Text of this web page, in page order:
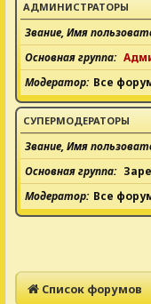
АДМИНИСТРАТОРЫ
Звание, Имя
Основная группа
Модератор Все
СУПЕРМОДЕРАТОРЫ
Звание, Имя
Основная группа
Модератор Все
Список форумов